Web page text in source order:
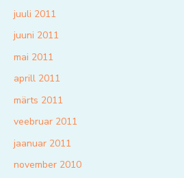
juuli 2011
juuni 2011
mai 2011
aprill 2011
märts 2011
veebruar 2011
jaanuar 2011
november 2010